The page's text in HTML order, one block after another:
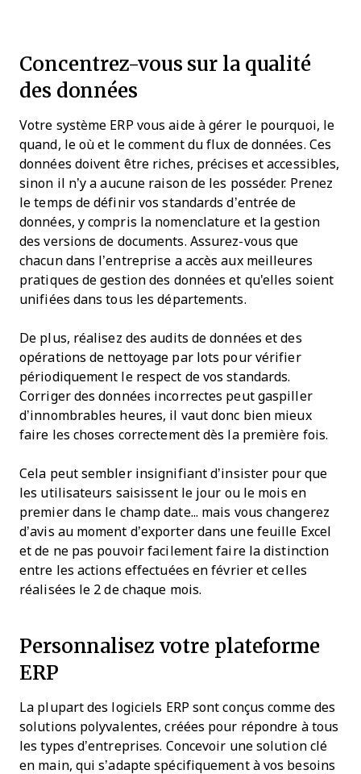
Concentrez-vous sur la qualité
des données
Votre système ERP vous aide à gérer le pourquoi, le
quand, le où et le comment du flux de données. Ces
données doivent être riches, précises et accessibles,
sinon il n’y a aucune raison de les posséder. Prenez
le temps de définir vos standards d’entrée de
données, y compris la nomenclature et la gestion
des versions de documents. Assurez-vous que
chacun dans l’entreprise a accès aux meilleures
pratiques de gestion des données et qu'elles soient
unifiées dans tous les départements.
De plus, réalisez des audits de données et des
opérations de nettoyage par lots pour vérifier
périodiquement le respect de vos standards.
Corriger des données incorrectes peut gaspiller
d’innombrables heures, il vaut donc bien mieux
faire les choses correctement dès la première fois.
Cela peut sembler insignifiant d’insister pour que
les utilisateurs saisissent le jour ou le mois en
premier dans le champ date... mais vous changerez
d’avis au moment d’exporter dans une feuille Excel
et de ne pas pouvoir facilement faire la distinction
entre les actions effectuées en février et celles
réalisées le 2 de chaque mois.
Personnalisez votre plateforme
ERP
La plupart des logiciels ERP sont conçus comme des
solutions polyvalentes, créées pour répondre à tous
les types d’entreprises. Concevoir une solution clé
en main, qui s’adapte spécifiquement à vos besoins